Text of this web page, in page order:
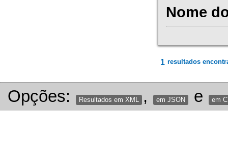
Nome
1 resultados
Opções: Resultados em XML , em JSON e em